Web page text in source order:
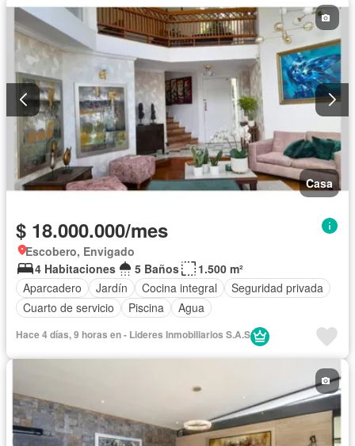
Casa
$ 18.000.000/mes
Escobero, Envigado
4 Habitaciones
5 Baños
1.500 m²
Aparcadero
Jardín Cocina integral
Seguridad privada
Cuarto de servicio
Piscina Agua
Hace 4 días, 9 horas en - Lideres Inmobiliarios S.A.S